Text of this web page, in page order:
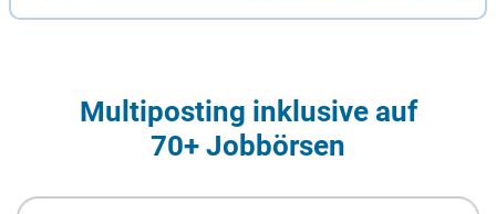
Multiposting inklusive auf
70+ Jobbörsen